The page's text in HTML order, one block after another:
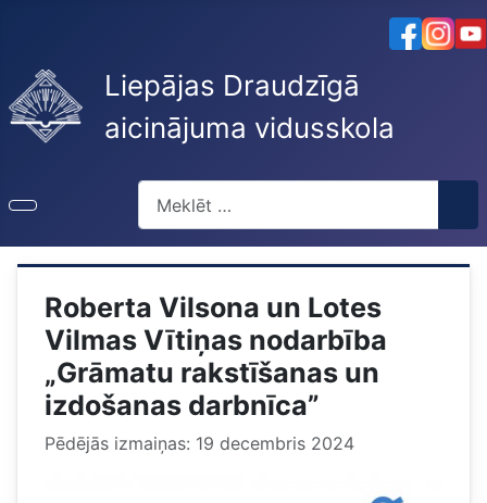
Liepājas Draudzīgā
aicinājuma vidusskola
Roberta Vilsona un Lotes
Vilmas Vītiņas nodarbība
„Grāmatu rakstīšanas un
izdošanas darbnīca”
Pēdējās izmaiņas: 19 decembris 2024